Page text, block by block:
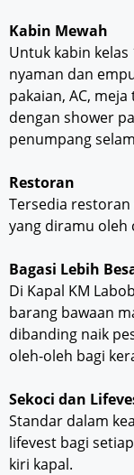
Kabin Mewah
Untuk kabin
nyaman dan
pakaian, AC,
dengan shower
penumpang
Restoran
Tersedia
yang diramu oleh
Bagasi Lebih
Di Kapal KM
barang bawaan
dibanding naik
oleh-oleh bagi
Sekoci dan
Standar dalam
lifevest bagi
kiri kapal.